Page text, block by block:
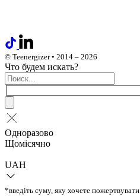
© Teenergizer • 2014 – 2026
Что будем искать?
Одноразово
Щомісячно
UAH
*введіть суму, яку хочете пожертвувати